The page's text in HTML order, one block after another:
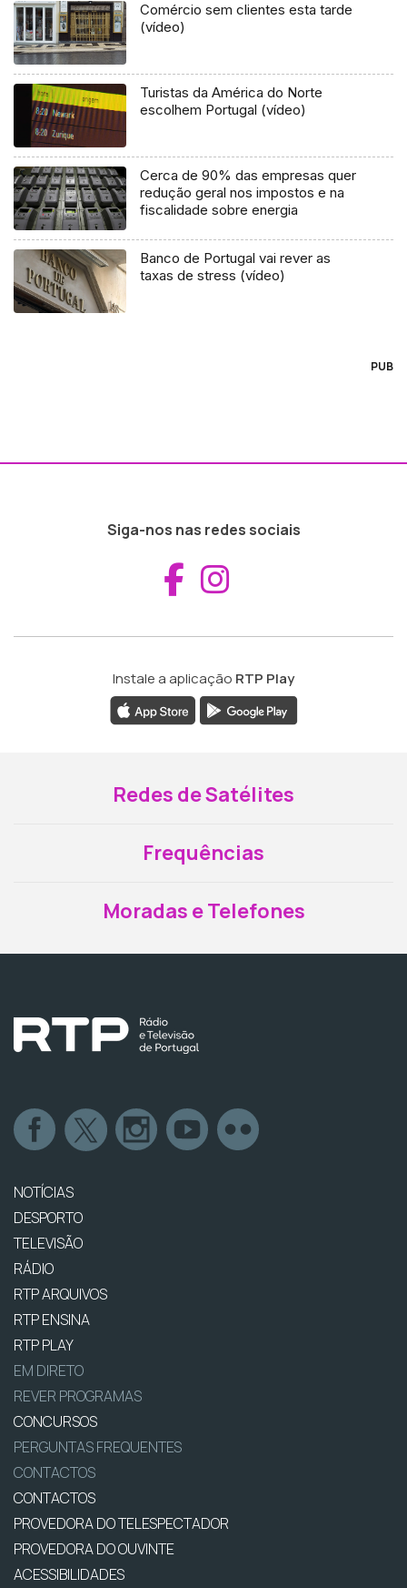
Comércio sem clientes esta tarde
(vídeo)
Turistas da América do Norte
escolhem Portugal (vídeo)
Cerca de 90% das empresas quer
redução geral nos impostos e na
fiscalidade sobre energia
Banco de Portugal vai rever as
taxas de stress (vídeo)
PUB
Siga-nos nas redes sociais
Aceder ao
Instale a aplicação RTP Play
Redes de Satélites
Frequências
Moradas e Telefones
NOTÍCIAS
DESPORTO
TELEVISÃO
RÁDIO
RTP ARQUIVOS
RTP ENSINA
RTP PLAY
EM DIRETO
REVER PROGRAMAS
CONCURSOS
PERGUNTAS FREQUENTES
CONTACTOS
CONTACTOS
PROVEDORA DO TELESPECTADOR
PROVEDORA DO OUVINTE
ACESSIBILIDADES